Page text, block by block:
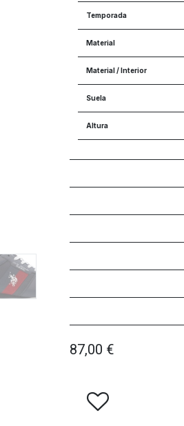
Temporada
Material
Material / Interior
Suela
Altura
87,00 €